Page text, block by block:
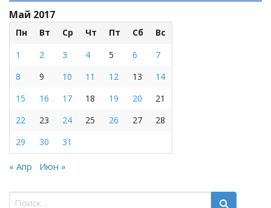
Май 2017
Пн Вт Ср Чт Пт Сб
Вс
1
2 3 4 5 6
7
8
9 10 11 12 13
14
15
16 17 18 19 20
21
22
23 24 25 26 27
28
29
30 31
« Апр Июн »